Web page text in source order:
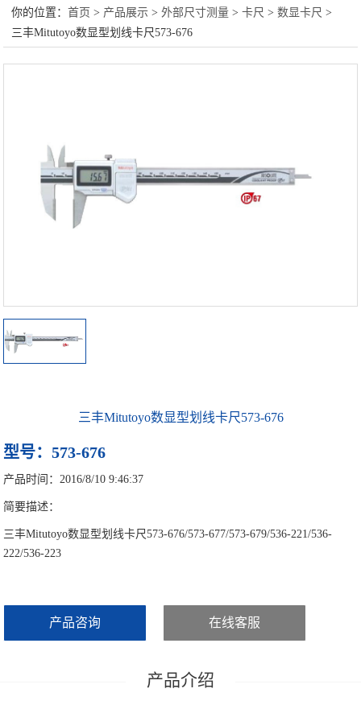
度计 三丰杠杆表 三丰卡尺 瑞士TESA测高仪
hite-tesa700 瑞士00730084 瑞士TESA杠杆表 三
影仪 二手尼康高度计 二手尼康工具显微镜
你的位置：首页 > 产品展示 >外部尺寸测量 >卡尺 >数显卡尺 >
三丰Mitutoyo数显型划线卡尺573-676
三丰Mitutoyo数显型划线卡尺573-676
型号：573-676
产品时间：2016/8/10 9:46:37
简要描述：
三丰Mitutoyo数显型划线卡尺573-676/573-677/573-679/536-221/536-
222/536-223
产品咨询 在线客服